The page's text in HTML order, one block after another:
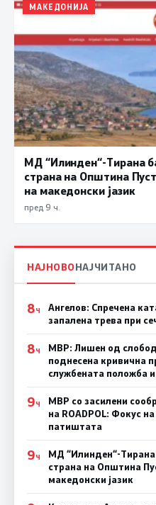
МАКЕДОНИЈА
МД “Илинден“-Тирана
страна на Општина
на македонски јазик
пред 9 ч.
НАЈНОВОНАЈЧИТАНО
8Ч
Ангелов: Спречена
запалена трева при
8Ч
МВР: Лишен од
поднесена кривична
службената положба
9Ч
МВР со засилени
на ROADPOL: Фокус
патиштата
9Ч
МД “Илинден“-
страна на Општина
македонски јазик